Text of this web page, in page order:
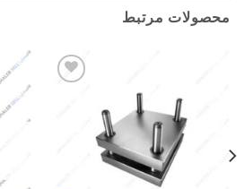
محصولات مرتبط